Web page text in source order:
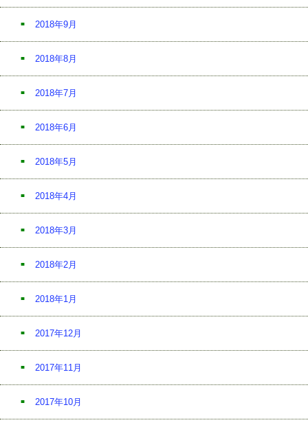
2018年9月
2018年8月
2018年7月
2018年6月
2018年5月
2018年4月
2018年3月
2018年2月
2018年1月
2017年12月
2017年11月
2017年10月